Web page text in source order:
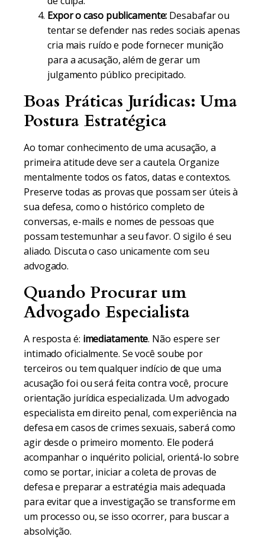
Expor o caso publicamente: Desabafar ou
tentar se defender nas redes sociais apenas
cria mais ruído e pode fornecer munição
para a acusação, além de gerar um
julgamento público precipitado.
Boas Práticas Jurídicas: Uma
Postura Estratégica
Ao tomar conhecimento de uma acusação, a
primeira atitude deve ser a cautela. Organize
mentalmente todos os fatos, datas e contextos.
Preserve todas as provas que possam ser úteis à
sua defesa, como o histórico completo de
conversas, e-mails e nomes de pessoas que
possam testemunhar a seu favor. O sigilo é seu
aliado. Discuta o caso unicamente com seu
advogado.
Quando Procurar um
Advogado Especialista
A resposta é: imediatamente. Não espere ser
intimado oficialmente. Se você soube por
terceiros ou tem qualquer indício de que uma
acusação foi ou será feita contra você, procure
orientação jurídica especializada. Um advogado
especialista em direito penal, com experiência na
defesa em casos de crimes sexuais, saberá como
agir desde o primeiro momento. Ele poderá
acompanhar o inquérito policial, orientá-lo sobre
como se portar, iniciar a coleta de provas de
defesa e preparar a estratégia mais adequada
para evitar que a investigação se transforme em
um processo ou, se isso ocorrer, para buscar a
absolvição.